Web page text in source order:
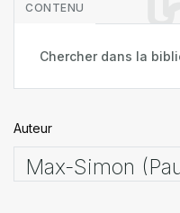
CONTENU
Auteur